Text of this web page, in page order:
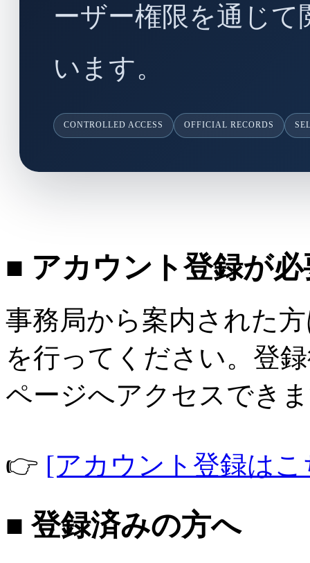
ーザー権限を通じ
います。
CONTROLLED ACCESS OFFICIAL RECORDS
■ アカウント登録が
事務局から案内された
を行ってください。登
ページへアクセスでき
👉 [アカウント登録は
■ 登録済みの方へ